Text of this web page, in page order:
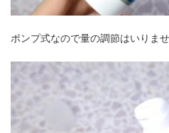
ポンプ式なので量の調節はいりませ